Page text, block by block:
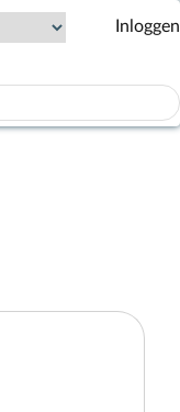
beschikbaar zijn,
Inloggen